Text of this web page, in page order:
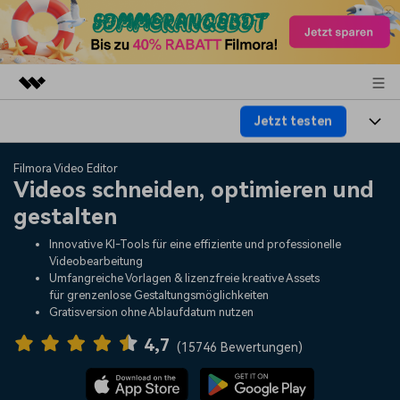
Dienstprogramme
Business
Überblick
Lösungen
Über uns
Presseraum
Support
Jetzt testen
Produkte
Plattformen
Funktionen
Assets
KI
Video/Foto
Audio
Lösungen
Soziale Medien
Marketing & Business
Lifestyle & Spaß
Ressourcen
Video-Prompts
Über 100 heiße Video-
Meisterkurs
Beherrschen Sie
Hilfe-Center
Erste Schritte
Filmora Video Editor
Videos schneiden, optimieren und
gestalten
Innovative KI-Tools für eine effiziente und professionelle
Videobearbeitung
Umfangreiche Vorlagen & lizenzfreie kreative Assets
für grenzenlose Gestaltungsmöglichkeiten
Gratisversion ohne Ablaufdatum nutzen
4,7 (15746 Bewertungen)